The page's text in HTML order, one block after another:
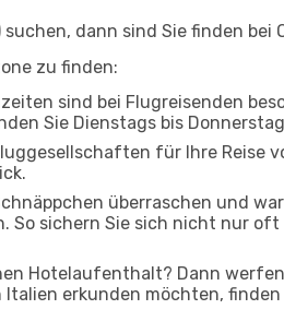
dann sind Sie finden bei
zu finden:
sind bei Flugreisenden
Sie Dienstags bis
für Ihre Reise
überraschen und
sichern Sie sich nicht nur oft
Hotelaufenthalt? Dann
Italien erkunden möchten,